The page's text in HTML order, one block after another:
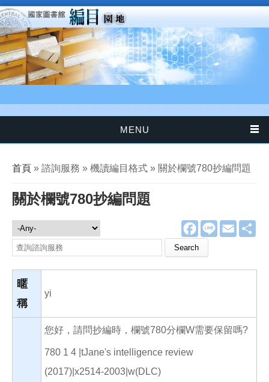
移至主內容
MENU
您在這裡
首頁 » 諮詢服務 » 機讀編目格式 » 關於欄號780抄編問題
關於欄號780抄編問題
F
a
e
o
L
E
m
諮詢服務
Search this site
暱
稱
yi
您好，請問抄編時，欄號780分欄W需要保留嗎?
780 1 4 |tJane's intelligence review
(2017)|x2514-2003|w(DLC)